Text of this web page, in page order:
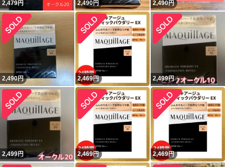
2,479円 2,490円 2,490円
2,490円 2,469円 2,499円
2,499円 2,469円 2,469円